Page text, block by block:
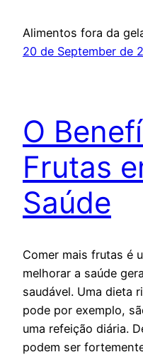
Alimentos fora da
20 de September de
O
Frutas
Saúde
Comer mais frutas é
melhorar a saúde
saudável. Uma dieta
pode por exemplo,
uma refeição diária.
podem ser